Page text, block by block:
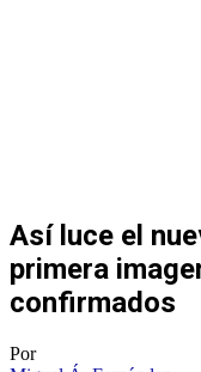
Así luce el
primera
confirmados
Por